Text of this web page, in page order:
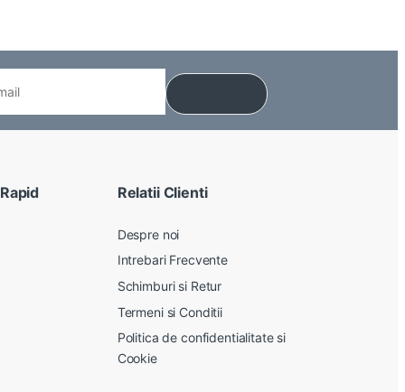
Relatii Clienti
Despre noi
Intrebari Frecvente
Schimburi si Retur
Termeni si Conditii
Politica de confidentialitate si
Cookie